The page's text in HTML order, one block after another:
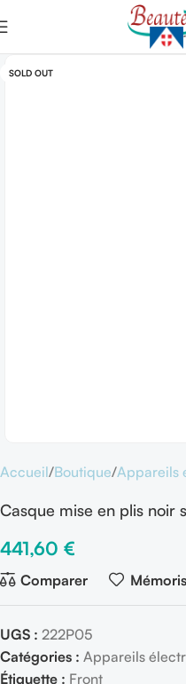
SOLD OUT
Accueil Boutique Appareils
Casque mise en plis noir
441,60 €
Comparer
UGS : 222P05
Catégories : Appareils
Étiquette : Front